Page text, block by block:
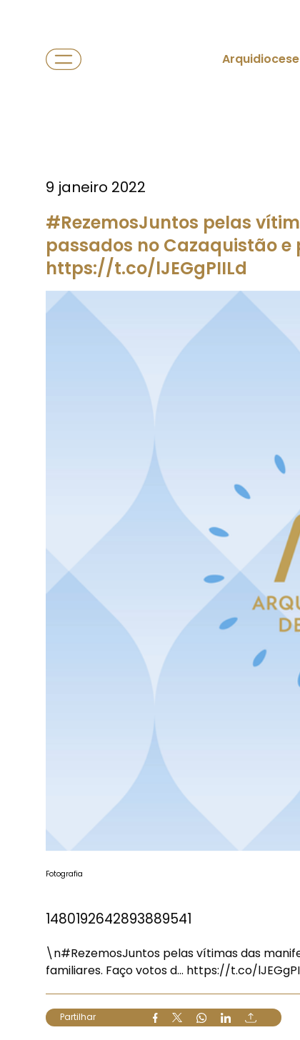
Arquidiocese
9 janeiro 2022
#RezemosJuntos pelas
passados no Cazaquistão e
https://t.co/lJEGgPIILd
Fotografia
1480192642893889541
\n#RezemosJuntos pelas vítimas das
familiares. Faço votos d… https://t.co/
Partilhar